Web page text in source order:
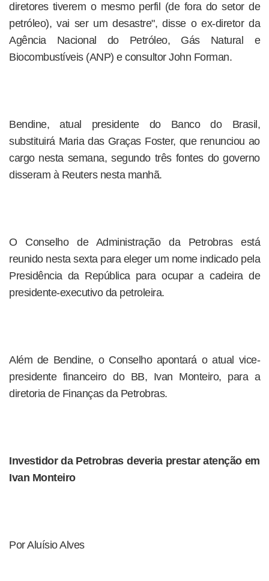
diretores tiverem o mesmo perfil (de fora do setor de
petróleo), vai ser um desastre", disse o ex-diretor da
Agência Nacional do Petróleo, Gás Natural e
Biocombustíveis (ANP) e consultor John Forman.
Bendine, atual presidente do Banco do Brasil,
substituirá Maria das Graças Foster, que renunciou ao
cargo nesta semana, segundo três fontes do governo
disseram à Reuters nesta manhã.
O Conselho de Administração da Petrobras está
reunido nesta sexta para eleger um nome indicado pela
Presidência da República para ocupar a cadeira de
presidente-executivo da petroleira.
Além de Bendine, o Conselho apontará o atual vice-
presidente financeiro do BB, Ivan Monteiro, para a
diretoria de Finanças da Petrobras.
Investidor da Petrobras deveria prestar atenção em
Ivan Monteiro
Por Aluísio Alves